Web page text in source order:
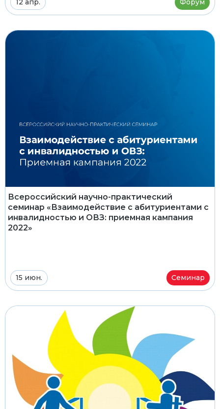
12 апр. Форум
Всероссийский научно-практический
семинар «Взаимодействие с абитуриентами с
инвалидностью и ОВЗ: приемная кампания
2022»
15 июн. Семинар